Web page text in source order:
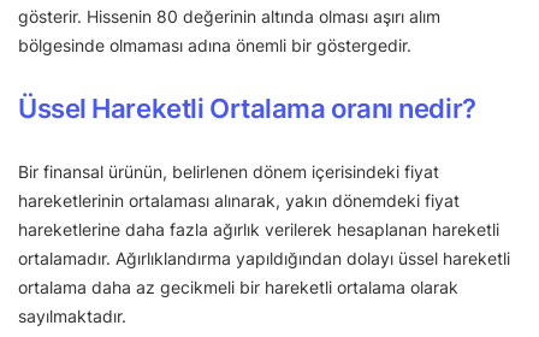
gösterir. Hissenin 80 değerinin altında olması aşırı alım
bölgesinde olmaması adına önemli bir göstergedir.
Üssel Hareketli Ortalama oranı nedir?
Bir finansal ürünün, belirlenen dönem içerisindeki fiyat
hareketlerinin ortalaması alınarak, yakın dönemdeki fiyat
hareketlerine daha fazla ağırlık verilerek hesaplanan hareketli
ortalamadır. Ağırlıklandırma yapıldığından dolayı üssel hareketli
ortalama daha az gecikmeli bir hareketli ortalama olarak
sayılmaktadır.